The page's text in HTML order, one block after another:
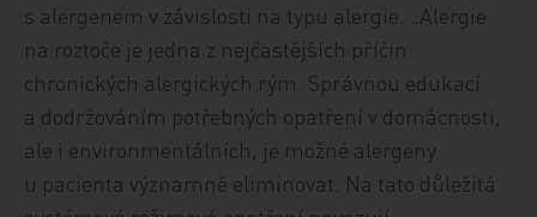
s alergenem v závislosti na typu alergie. „Alergie
na roztoče je jedna z nejčastějších příčin
chronických alergických rým. Správnou edukací
a dodržováním potřebných opatření v domácnosti,
ale i environmentálních, je možné alergeny
u pacienta významně eliminovat. Na tato důležitá